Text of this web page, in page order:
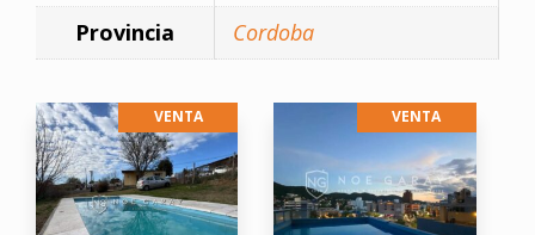
Provincia
Cordoba
VENTA VENTA